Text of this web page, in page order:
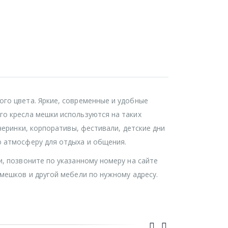
цвета. Яркие, современные и удобные
кресла мешки используются на таких
корпоративы, фестивали, детские дни
атмосферу для отдыха и общения.
позвоните по указанному номеру на сайте
и другой мебели по нужному адресу.